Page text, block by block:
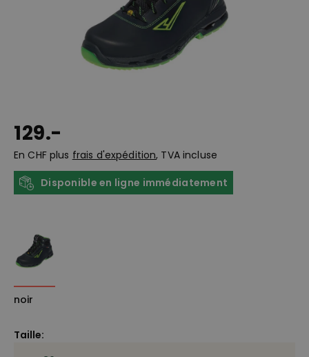
129.-
En CHF plus frais d'expédition, TVA incluse
Disponible en ligne immédiatement
noir
Taille: